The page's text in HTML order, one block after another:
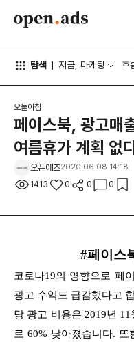
탐색 지금, 마케팅 흐
오늘아침
페이스북, 광고매
여름휴가 계획 없
오픈애즈2020.06.08 14:18
1413 0 0 0
#페이스
코로나19의 영향으로 페
광고 수익도 급감했다고
당 광고 비용은 2019년
로 60% 낮아졌습니다. 또